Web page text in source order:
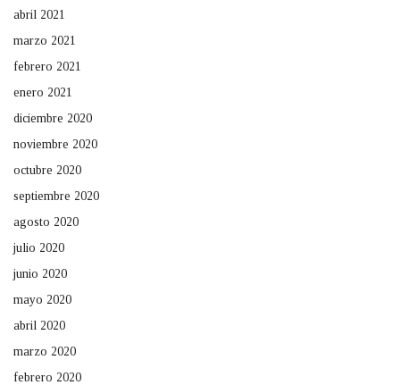
abril 2021
marzo 2021
febrero 2021
enero 2021
diciembre 2020
noviembre 2020
octubre 2020
septiembre 2020
agosto 2020
julio 2020
junio 2020
mayo 2020
abril 2020
marzo 2020
febrero 2020